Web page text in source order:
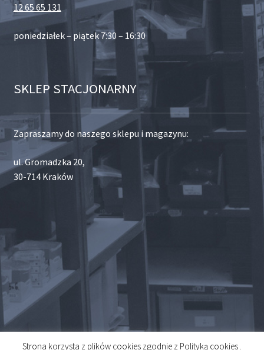
12 65 65 131
poniedziałek – piątek 7:30 – 16:30
SKLEP STACJONARNY
Zapraszamy do naszego sklepu i magazynu:
ul. Gromadzka 20,
30-714 Kraków
Strona korzysta z plików cookies zgodnie z Polityką cookies .